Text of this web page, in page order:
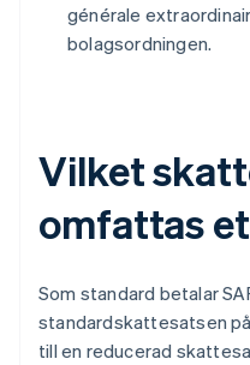
générale
bolagsordningen.
Vilket
omfattas
Som standard betalar
standardskattesatsen på
till en reducerad